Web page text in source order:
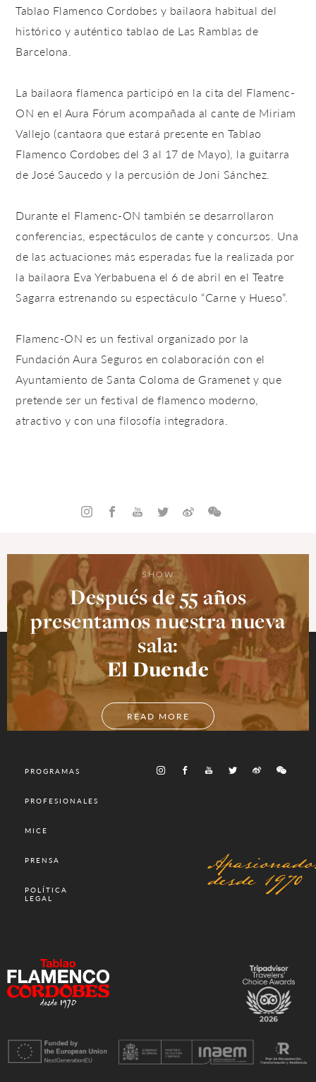
Tablao Flamenco Cordobes y bailaora habitual del
histórico y auténtico tablao de Las Ramblas de
Barcelona.
La bailaora flamenca participó en la cita del Flamenc-
ON en el Aura Fórum acompañada al cante de Miriam
Vallejo (cantaora que estará presente en Tablao
Flamenco Cordobes del 3 al 17 de Mayo), la guitarra
de José Saucedo y la percusión de Joni Sánchez.
Durante el Flamenc-ON también se desarrollaron
conferencias, espectáculos de cante y concursos. Una
de las actuaciones más esperadas fue la realizada por
la bailaora Eva Yerbabuena el 6 de abril en el Teatre
Sagarra estrenando su espectáculo “Carne y Hueso”.
Flamenc-ON es un festival organizado por la
Fundación Aura Seguros en colaboración con el
Ayuntamiento de Santa Coloma de Gramenet y que
pretende ser un festival de flamenco moderno,
atractivo y con una filosofía integradora.
SHOW
Después de 55 años
presentamos nuestra nueva
sala:
El Duende
READ MORE
PROGRAMAS
PROFESIONALES
MICE
PRENSA
POLÍTICA
LEGAL
desde 1970